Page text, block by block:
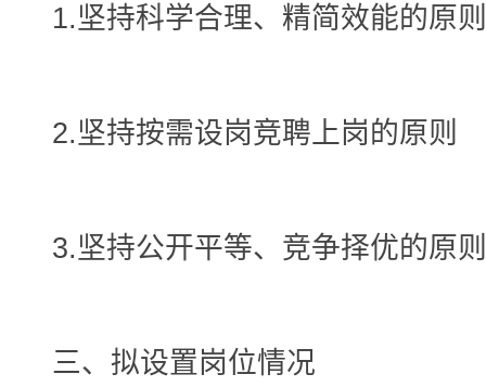
1.坚持科学合理、精简效能的原则
2.坚持按需设岗竞聘上岗的原则
3.坚持公开平等、竞争择优的原则
三、拟设置岗位情况